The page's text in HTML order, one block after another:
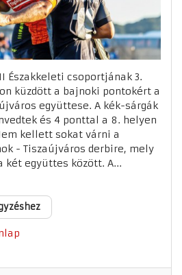
III Északkeleti csoportjának 3.
küzdött a bajnoki pontokért a
együttese. A kék-sárgák
és 4 ponttal a 8. helyen
kellett sokat várni a
- Tiszaújváros derbire, mely
két együttes között. A...